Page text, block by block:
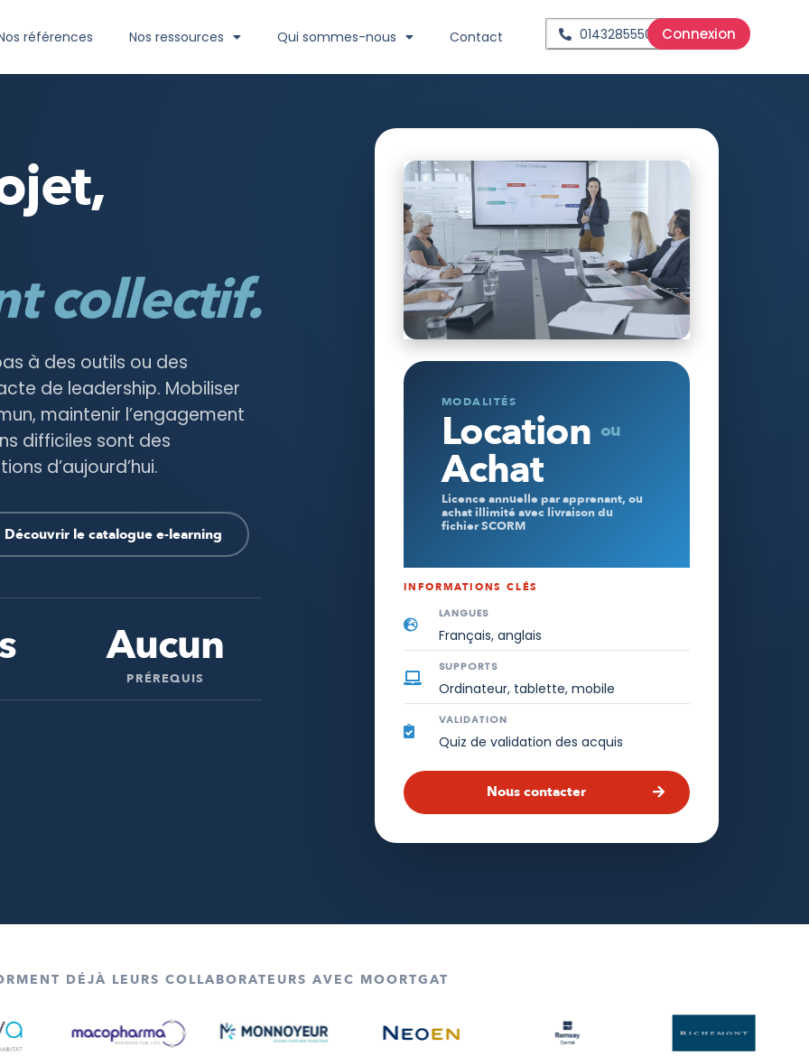
références Nos ressources Qui sommes-nous Contact 0143285550 Connexion
collectif.
à des outils ou des
de leadership. Mobiliser
maintenir l’engagement
difficiles sont des
d’aujourd’hui.
Découvrir le catalogue e-learning
Aucun
PRÉREQUIS
MODALITÉS
Location ou
Achat
Licence annuelle par apprenant, ou
achat illimité avec livraison du
fichier SCORM
INFORMATIONS CLÉS
LANGUES
Français, anglais
SUPPORTS
Ordinateur, tablette, mobile
VALIDATION
Quiz de validation des acquis
Nous contacter
DÉJÀ LEURS COLLABORATEURS AVEC MOORTGAT